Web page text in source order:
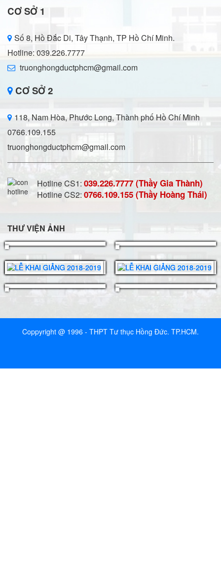
CƠ SỞ 1
Số 8, Hồ Đắc Di, Tây Thạnh, TP Hồ Chí Minh.
Hotline: 039.226.7777
truonghongductphcm@gmail.com
CƠ SỞ 2
118, Nam Hòa, Phước Long, Thành phố Hồ Chí Minh
0766.109.155
truonghongductphcm@gmail.com
Hotline CS1: 039.226.7777 (Thầy Gia Thành)
Hotline CS2: 0766.109.155 (Thầy Hoàng Thái)
THƯ VIỆN ẢNH
Coppyright @ 1996 - THPT Tư thục Hồng Đức. TP.HCM.